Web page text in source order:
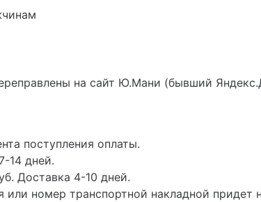
на сайт Ю.Мани (бывший
поступления оплаты.
14 дней.
Доставка 4-10 дней.
или номер транспортной накладной придет